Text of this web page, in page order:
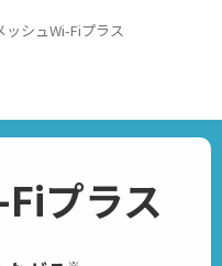
ッシュWi-Fiプラス
プラス